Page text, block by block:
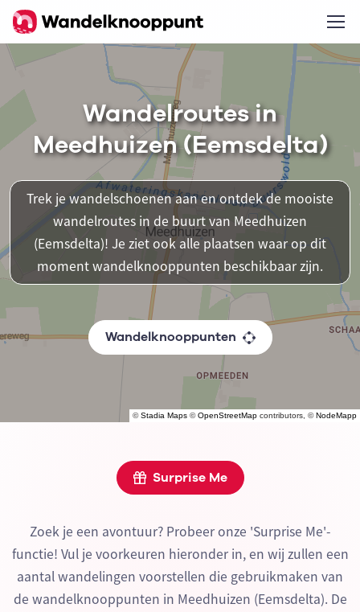
©Stadia Maps ©OpenStreetMap contributors, ©NodeMapp
Wandelroutes in
Meedhuizen (Eemsdelta)
Trek je wandelschoenen aan en ontdek de mooiste
wandelroutes in de buurt van Meedhuizen
(Eemsdelta)! Je ziet ook alle plaatsen waar op dit
moment wandelknooppunten beschikbaar zijn.
Wandelknooppunten
Surprise Me
Zoek je een avontuur? Probeer onze 'Surprise Me'-
functie! Vul je voorkeuren hieronder in, en wij zullen een
aantal wandelingen voorstellen die gebruikmaken van
de wandelknooppunten in Meedhuizen (Eemsdelta). De